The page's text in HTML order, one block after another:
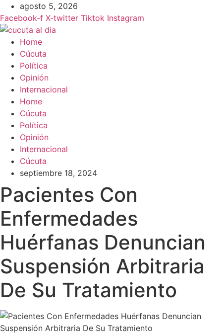
al
contenido
agosto 5, 2026
Facebook-f X-twitter Tiktok Instagram
Home
Cúcuta
Política
Opinión
Internacional
Home
Cúcuta
Política
Opinión
Internacional
Cúcuta
septiembre 18, 2024
Pacientes Con
Enfermedades
Huérfanas Denuncian
Suspensión Arbitraria
De Su Tratamiento